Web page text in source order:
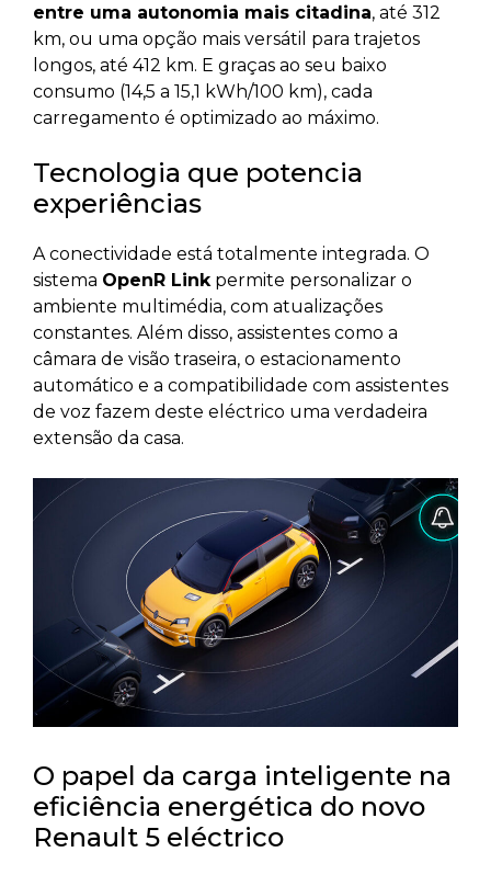
entre uma autonomia mais citadina, até 312
km, ou uma opção mais versátil para trajetos
longos, até 412 km. E graças ao seu baixo
consumo (14,5 a 15,1 kWh/100 km), cada
carregamento é optimizado ao máximo.
Tecnologia que potencia
experiências
A conectividade está totalmente integrada. O
sistema OpenR Linkpermite personalizar o
ambiente multimédia, com atualizações
constantes. Além disso, assistentes como a
câmara de visão traseira, o estacionamento
automático e a compatibilidade com assistentes
de voz fazem deste eléctrico uma verdadeira
extensão da casa.
O papel da carga inteligente na
eficiência energética do novo
Renault 5 eléctrico